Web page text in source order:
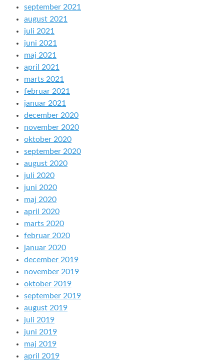
september 2021
august 2021
juli 2021
juni 2021
maj 2021
april 2021
marts 2021
februar 2021
januar 2021
december 2020
november 2020
oktober 2020
september 2020
august 2020
juli 2020
juni 2020
maj 2020
april 2020
marts 2020
februar 2020
januar 2020
december 2019
november 2019
oktober 2019
september 2019
august 2019
juli 2019
juni 2019
maj 2019
april 2019